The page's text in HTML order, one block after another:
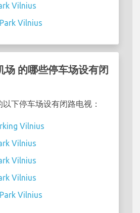
Vilnius
Vilnius
场 的哪些停车场设有闭
下停车场设有闭路电视：
Vilnius
Vilnius
Vilnius
Vilnius
Vilnius